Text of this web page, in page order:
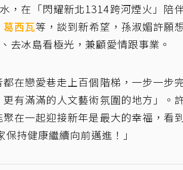
，在「閃耀新北1314跨河煙火」陪
葛西瓦等，談到新希望，孫淑媚許願
去冰島看極光，兼顧愛情跟事業。
在戀愛巷走上百個階梯，一步一步
有滿滿的人文藝術氛圍的地方」。
在一起迎接新年是最大的幸福，看
持健康繼續向前邁進！」